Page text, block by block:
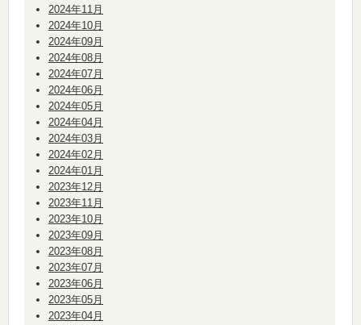
2024年11月
2024年10月
2024年09月
2024年08月
2024年07月
2024年06月
2024年05月
2024年04月
2024年03月
2024年02月
2024年01月
2023年12月
2023年11月
2023年10月
2023年09月
2023年08月
2023年07月
2023年06月
2023年05月
2023年04月